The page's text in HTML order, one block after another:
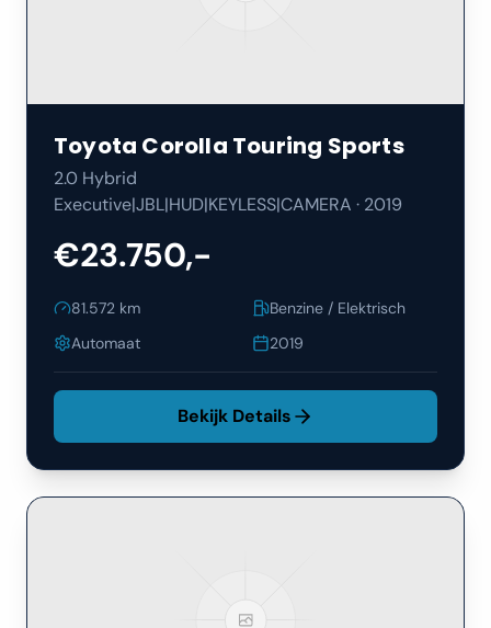
Toyota Corolla Touring Sports
2.0 Hybrid
Executive|JBL|HUD|KEYLESS|CAMERA · 2019
€23.750,-
81.572 km
Benzine / Elektrisch
Automaat
2019
Bekijk Details